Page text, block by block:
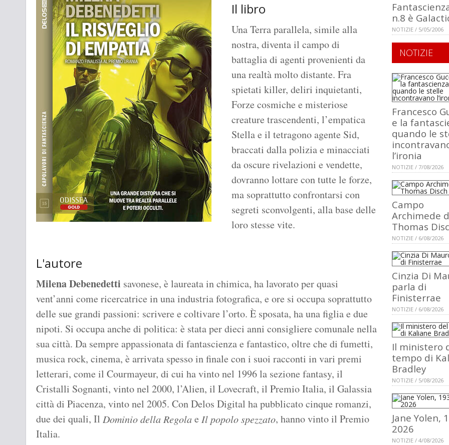
Il libro
Una Terra parallela, simile alla
nostra, diventa il campo di
battaglia di agenti provenienti da
una realtà molto distante. Fra
spietati killer, deliri inquietanti,
Forze cosmiche e misteriose
creature trascendenti, l’empatica
Stella e il tetragono agente Sid,
braccati dalla polizia e minacciati
da oscure rivelazioni e vendette,
dovranno lottare con tutte le forze,
ma soprattutto confrontarsi con
segreti sconvolgenti, alla base delle
loro stesse vite.
L'autore
Milena Debenedetti savonese, è laureata in chimica, ha lavorato per quasi
vent’anni come ricercatrice in una industria fotografica, e ore si occupa soprattutto
delle sue grandi passioni: scrivere e coltivare l’orto. È sposata, ha una figlia e due
nipoti. Si occupa anche di politica: è stata per dieci anni consigliere comunale nella
sua città. Da sempre appassionata di fantascienza e fantastico, oltre che di fumetti,
musica rock, cinema, è arrivata spesso in finale con i suoi racconti in vari premi
letterari, come il Courmayeur, di cui ha vinto nel 1996 la sezione fantasy, il
Cristalli Sognanti, vinto nel 2000, l’Alien, il Lovecraft, il Premio Italia, il Galassia
città di Piacenza, vinto nel 2005. Con Delos Digital ha pubblicato cinque romanzi,
due dei quali, Il Dominio della Regolae Il popolo spezzato, hanno vinto il Premio
Italia.
n.8 è
NOTIZIE / 5/05/2006
NOTIZIE
Francesco
e la
quando le
l’ironia
NOTIZIE / 7/08/2026
Campo
Archimede
Thomas
NOTIZIE / 6/08/2026
Cinzia Di
parla di
Finisterrae
NOTIZIE / 6/08/2026
Il ministero
tempo di
Bradley
NOTIZIE / 5/08/2026
Jane Yolen,
2026
NOTIZIE / 4/08/2026